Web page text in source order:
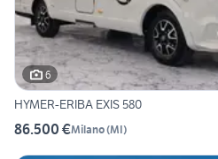
6
HYMER-ERIBA EXIS 580
86.500 €Milano(MI)